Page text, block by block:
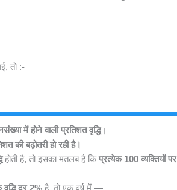
तो :-
में होने वाली प्रतिशत वृद्धि।
की बढ़ोतरी हो रही है।
होती है, तो इसका मतलब है कि प्रत्येक 100 व्यक्तियों पर
वृद्धि दर 2% है, तो एक वर्ष में —